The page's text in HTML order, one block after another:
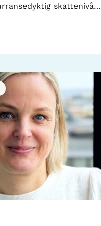
skattenivå…